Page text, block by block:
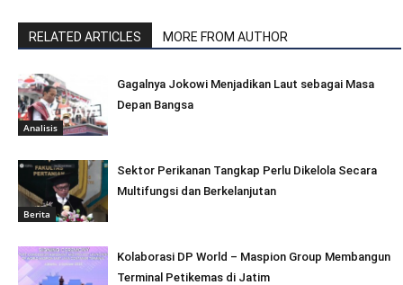
RELATED ARTICLES MORE FROM AUTHOR
Analisis
Gagalnya Jokowi Menjadikan Laut sebagai Masa
Depan Bangsa
Berita
Sektor Perikanan Tangkap Perlu Dikelola Secara
Multifungsi dan Berkelanjutan
Kolaborasi DP World – Maspion Group Membangun
Terminal Petikemas di Jatim